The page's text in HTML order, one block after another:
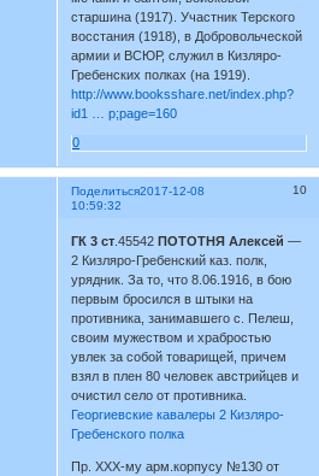
старшина (1917). Участник Терского
восстания (1918), в Добровольческой
армии и ВСЮР, служил в Кизляро-
Гребенских полках (на 1919).
http://www.booksshare.net/index.php?
id1 … p;page=160
0
Поделиться 10
2017-12-08
10:59:32
ГК 3 ст .45542ПОТОТНЯ Алексей—
2 Кизляро-Гребенский каз. полк,
урядник. За то, что 8.06.1916, в бою
первым бросился в штыки на
противника, занимавшего с. Пелеш,
своим мужеством и храбростью
увлек за собой товарищей, причем
взял в плен 80 человек австрийцев и
очистил село от противника.
Георгиевские кавалеры 2 Кизляро-
Гребенского полка
Пр. ХХХ-му арм.корпусу №130 от